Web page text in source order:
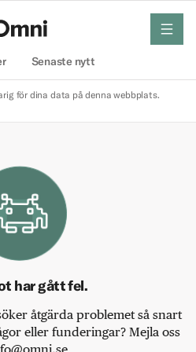
Senaste nytt
meny
för dina data på denna webbplats.
har gått fel.
åtgärda problemet så snart
eller funderingar? Mejla oss